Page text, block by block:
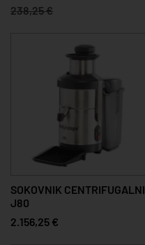
238,25 €
SOKOVNIK CENTRIFUGALNI
J80
2.156,25 €